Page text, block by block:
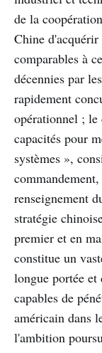
de la
Chine
comparables à
décennies par
rapidement
opérationnel ; le
capacités pour
systèmes »,
renseignement
stratégie
premier et en
constitue un
longue portée et
capables de
américain dans
l'ambition